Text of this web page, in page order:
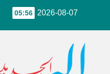
2026-08-07
05:56